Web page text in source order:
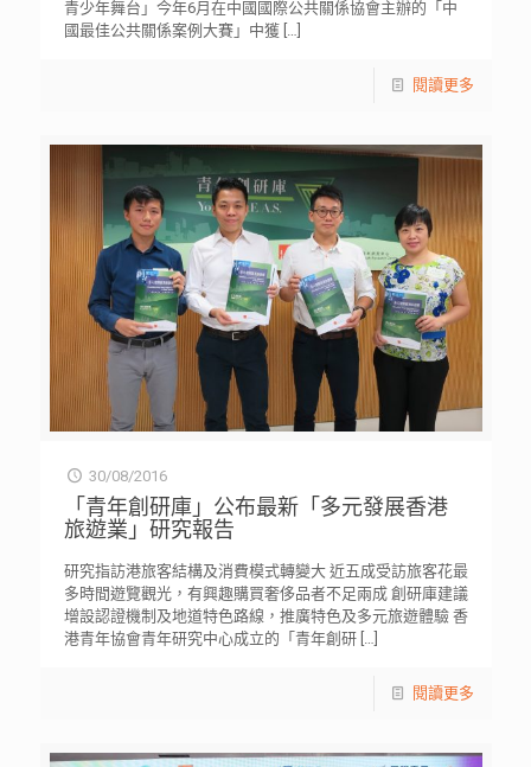
青少年舞台」今年6月在中國國際公共關係協會主辦的「中
國最佳公共關係案例大賽」中獲[…]
閱讀更多
30/08/2016
「青年創研庫」公布最新「多元發展香港
旅遊業」研究報告
研究指訪港旅客結構及消費模式轉變大 近五成受訪旅客花最
多時間遊覽觀光，有興趣購買奢侈品者不足兩成 創研庫建議
增設認證機制及地道特色路線，推廣特色及多元旅遊體驗 香
港青年協會青年研究中心成立的「青年創研[…]
閱讀更多